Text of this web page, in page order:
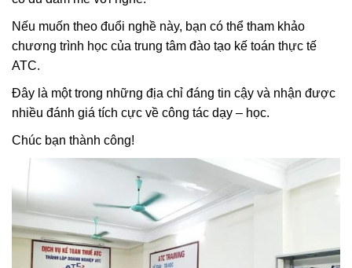
Nếu muốn theo đuổi nghề này, bạn có thể tham khảo
chương trình học của trung tâm đào tạo kế toán thực tế
ATC.
Đây là một trong những địa chỉ đáng tin cậy và nhận được
nhiều đánh giá tích cực về công tác dạy – học.
Chúc bạn thành công!